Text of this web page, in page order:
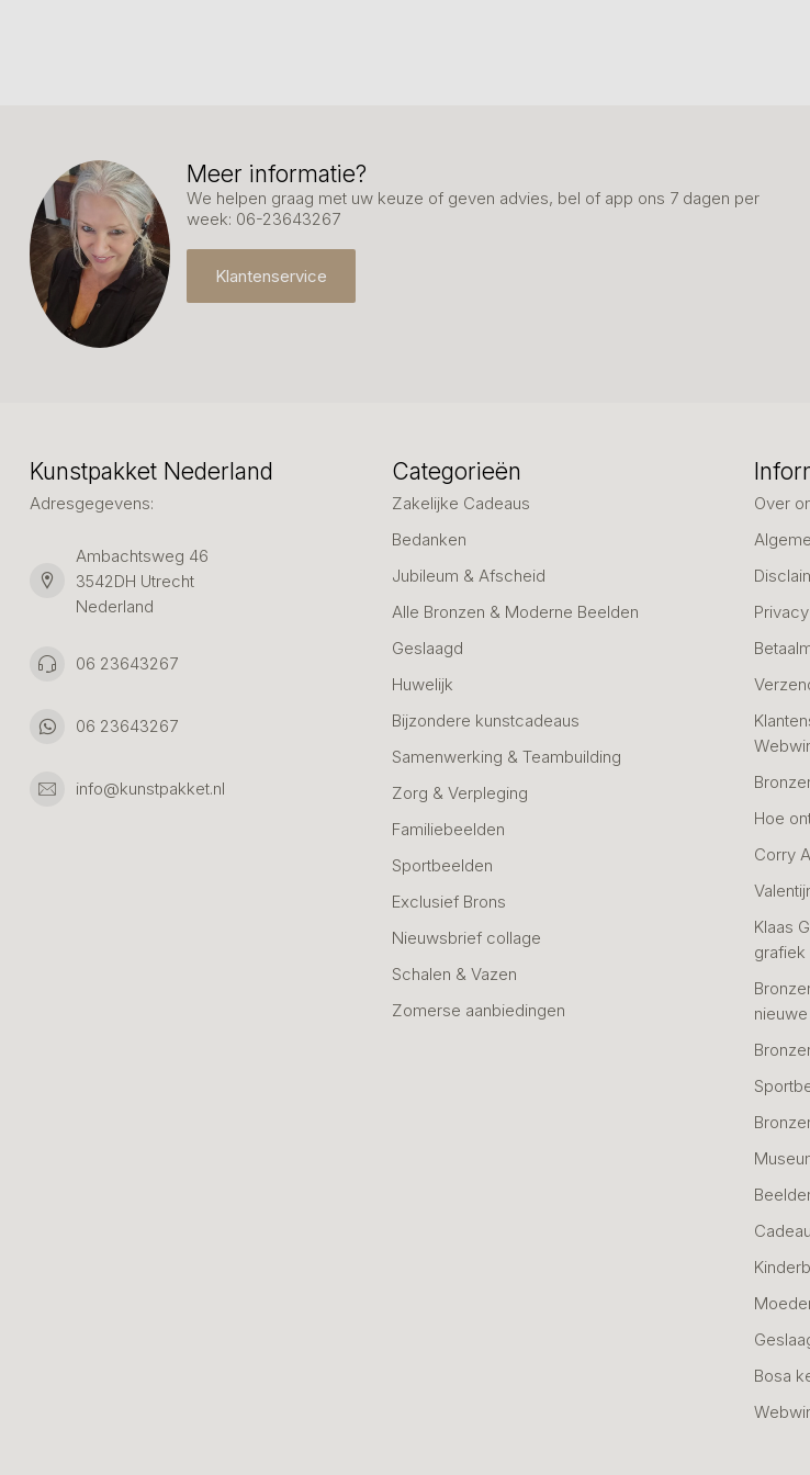
Meer informatie?
We helpen graag met uw keuze of geven advies, bel of app ons 7 dagen per
week: 06-23643267
Klantenservice
Kunstpakket Nederland
Adresgegevens:
Ambachtsweg 46
3542DH Utrecht
Nederland
06 23643267
06 23643267
info@kunstpakket.nl
Categorieën
Zakelijke Cadeaus
Bedanken
Jubileum & Afscheid
Alle Bronzen & Moderne Beelden
Geslaagd
Huwelijk
Bijzondere kunstcadeaus
Samenwerking & Teambuilding
Zorg & Verpleging
Familiebeelden
Sportbeelden
Exclusief Brons
Nieuwsbrief collage
Schalen & Vazen
Zomerse aanbiedingen
Over
Hoe
Corry
Klaas
grafiek
Bosa